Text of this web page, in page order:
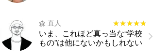
森 直人 ★★★★★
★★★★★
いま、これほど真っ当な“学校
もの”は他にないかもしれない